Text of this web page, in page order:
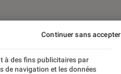
à des fins publicitaires par
de navigation et les données
Continuer sans accepter